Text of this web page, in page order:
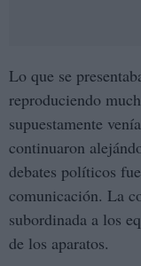
Lo que se
reproduciendo
supuestamente
continuaron
debates políticos
comunicación. La
subordinada a los
de los aparatos.